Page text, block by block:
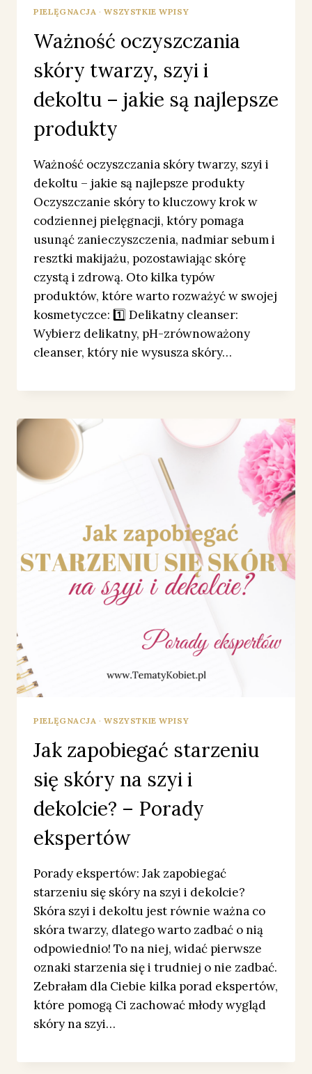
PIELĘGNACJA ·WSZYSTKIE WPISY
Ważność oczyszczania
skóry twarzy, szyi i
dekoltu – jakie są najlepsze
produkty
Ważność oczyszczania skóry twarzy, szyi i
dekoltu – jakie są najlepsze produkty
Oczyszczanie skóry to kluczowy krok w
codziennej pielęgnacji, który pomaga
usunąć zanieczyszczenia, nadmiar sebum i
resztki makijażu, pozostawiając skórę
czystą i zdrową. Oto kilka typów
produktów, które warto rozważyć w swojej
kosmetyczce: 1️⃣ Delikatny cleanser:
Wybierz delikatny, pH-zrównoważony
cleanser, który nie wysusza skóry…
PIELĘGNACJA ·WSZYSTKIE WPISY
Jak zapobiegać starzeniu
się skóry na szyi i
dekolcie? – Porady
ekspertów
Porady ekspertów: Jak zapobiegać
starzeniu się skóry na szyi i dekolcie?
Skóra szyi i dekoltu jest równie ważna co
skóra twarzy, dlatego warto zadbać o nią
odpowiednio! To na niej, widać pierwsze
oznaki starzenia się i trudniej o nie zadbać.
Zebrałam dla Ciebie kilka porad ekspertów,
które pomogą Ci zachować młody wygląd
skóry na szyi…